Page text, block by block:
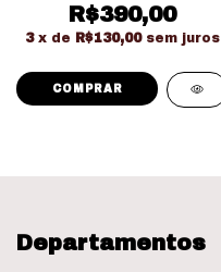
R$390,00
3 x de R$130,00 sem juros
Departamentos